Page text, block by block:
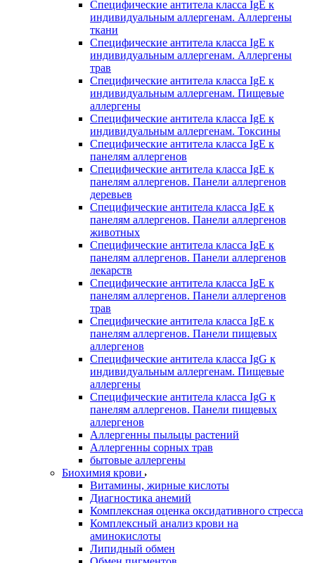
Специфические антитела класса IgE к
индивидуальным аллергенам. Аллергены
ткани
Специфические антитела класса IgE к
индивидуальным аллергенам. Аллергены
трав
Специфические антитела класса IgE к
индивидуальным аллергенам. Пищевые
аллергены
Специфические антитела класса IgE к
индивидуальным аллергенам. Токсины
Специфические антитела класса IgE к
панелям аллергенов
Специфические антитела класса IgE к
панелям аллергенов. Панели аллергенов
деревьев
Специфические антитела класса IgE к
панелям аллергенов. Панели аллергенов
животных
Специфические антитела класса IgE к
панелям аллергенов. Панели аллергенов
лекарств
Специфические антитела класса IgE к
панелям аллергенов. Панели аллергенов
трав
Специфические антитела класса IgE к
панелям аллергенов. Панели пищевых
аллергенов
Специфические антитела класса IgG к
индивидуальным аллергенам. Пищевые
аллергены
Специфические антитела класса IgG к
панелям аллергенов. Панели пищевых
аллергенов
Аллергенны пыльцы растений
Аллергенны сорных трав
бытовые аллергены
Биохимия крови
Витамины, жирные кислоты
Диагностика анемий
Комплексная оценка оксидативного стресса
Комплексный анализ крови на
аминокислоты
Липидный обмен